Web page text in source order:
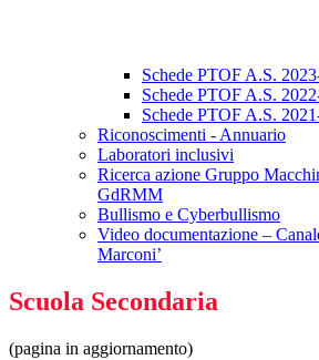
Schede PTOF A.S.
Schede PTOF A.S.
Schede PTOF A.S.
Riconoscimenti - Annuario
Laboratori inclusivi
Ricerca azione Gruppo
GdRMM
Bullismo e Cyberbullismo
Video documentazione –
Marconi’
Scuola Secondaria
(pagina in aggiornamento)